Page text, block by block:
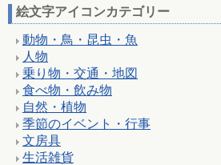
絵文字アイコンカテゴリー
動物・鳥・昆虫・魚
人物
乗り物・交通・地図
食べ物・飲み物
自然・植物
季節のイベント・行事
文房具
生活雑貨